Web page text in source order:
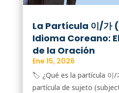
La Partícula 이/가
Idioma Coreano:
de la Oración
Ene 15, 2026
🏷️ ¿Qué es la partícula 이/
partícula de sujeto